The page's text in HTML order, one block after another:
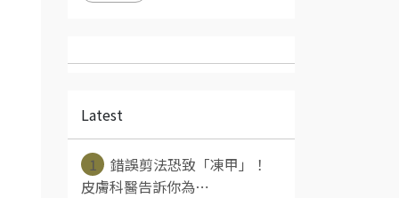
Latest
1
錯誤剪法恐致「凍甲」！
皮膚科醫告訴你為⋯